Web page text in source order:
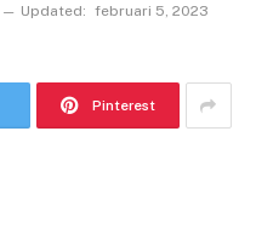
Updated: februari 5, 2023
Pinterest